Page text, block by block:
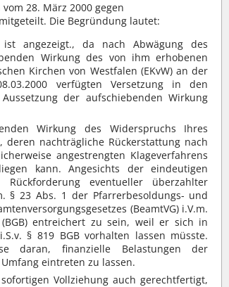
28. März 2000 gegen
Die Begründung lautet:
angezeigt., da nach Abwägung des
Wirkung des von ihm erhobenen
Kirchen von Westfalen (EKvW) an der
verfügten Versetzung in den
der aufschiebenden Wirkung
Wirkung des Widerspruchs Ihres
nachträgliche Rückerstattung nach
angestrengten Klageverfahrens
kann. Angesichts der eindeutigen
eventueller überzahlter
§ 23 Abs. 1 der Pfarrerbesoldungs- und
(BeamtVG) i.V.m.
entreichert zu sein, weil er sich in
§ 819 BGB vorhalten lassen müsste.
daran, finanzielle Belastungen der
eintreten zu lassen.
Vollziehung auch gerechtfertigt,